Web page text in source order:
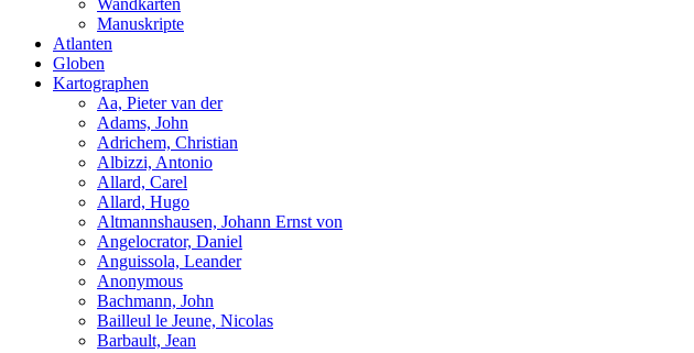
Wandkarten
Manuskripte
Atlanten
Globen
Kartographen
Aa, Pieter van der
Adams, John
Adrichem, Christian
Albizzi, Antonio
Allard, Carel
Allard, Hugo
Altmannshausen, Johann Ernst von
Angelocrator, Daniel
Anguissola, Leander
Anonymous
Bachmann, John
Bailleul le Jeune, Nicolas
Barbault, Jean